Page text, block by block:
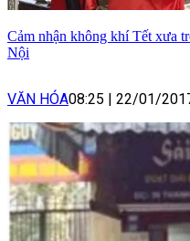
Cảm nhận không khí Tết xưa
Nội
VĂN HÓA08:25 22/01/